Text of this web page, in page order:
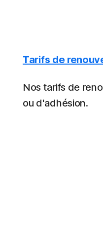
Tarifs de
Nos tarifs de
ou d'adhésion.